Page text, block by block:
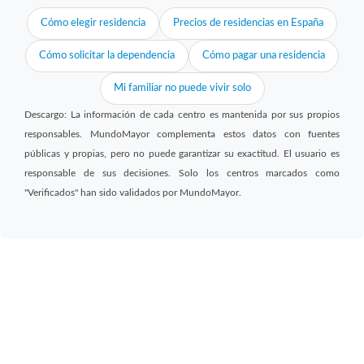
Cómo elegir residencia Precios de residencias en España
Cómo solicitar la dependencia Cómo pagar una residencia
Mi familiar no puede vivir solo
Descargo: La información de cada centro es mantenida por sus propios
responsables. MundoMayor complementa estos datos con fuentes
públicas y propias, pero no puede garantizar su exactitud. El usuario es
responsable de sus decisiones. Solo los centros marcados como
"Verificados" han sido validados por MundoMayor.